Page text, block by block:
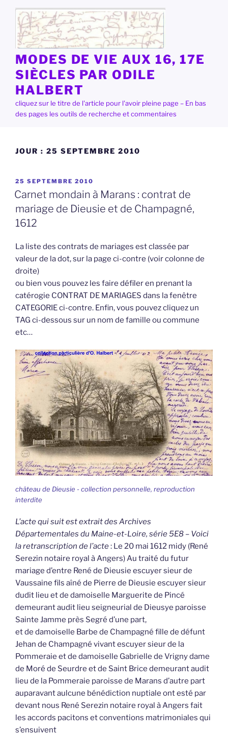
contenu
principal
MODES DE VIE AUX 16, 17E
SIÈCLES PAR ODILE
HALBERT
cliquez sur le titre de l'article pour l'avoir pleine page – En bas
des pages les outils de recherche et commentaires
JOUR : 25 SEPTEMBRE 2010
PUBLIÉ
LE
25 SEPTEMBRE 2010
Carnet mondain à Marans : contrat de
mariage de Dieusie et de Champagné,
1612
La liste des contrats de mariages est classée par
valeur de la dot, sur la page ci-contre (voir colonne de
droite)
ou bien vous pouvez les faire défiler en prenant la
catérogie CONTRAT DE MARIAGES dans la fenêtre
CATEGORIE ci-contre. Enfin, vous pouvez cliquez un
TAG ci-dessous sur un nom de famille ou commune
etc…
château de Dieusie - collection personnelle, reproduction
interdite
L’acte qui suit est extrait des Archives
Départementales du Maine-et-Loire, série 5E8 – Voici
la retranscription de l’acte: Le 20 mai 1612 midy (René
Serezin notaire royal à Angers) Au traité du futur
mariage d’entre René de Dieusie escuyer sieur de
Vaussaine fils aîné de Pierre de Dieusie escuyer sieur
dudit lieu et de damoiselle Marguerite de Pincé
demeurant audit lieu seigneurial de Dieusye paroisse
Sainte Jamme près Segré d’une part,
et de damoiselle Barbe de Champagné fille de défunt
Jehan de Champagné vivant escuyer sieur de la
Pommeraie et de damoiselle Gabrielle de Vrigny dame
de Moré de Seurdre et de Saint Brice demeurant audit
lieu de la Pommeraie paroisse de Marans d’autre part
auparavant aulcune bénédiction nuptiale ont esté par
devant nous René Serezin notaire royal à Angers fait
les accords pacitons et conventions matrimoniales qui
s’ensuivent